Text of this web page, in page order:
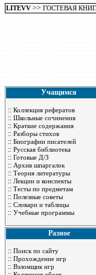
LITEVV >> ГОСТЕВАЯ
Учащимся
:: Коллекция рефератов
:: Школьные сочинения
:: Краткие содержания
:: Разборы стихов
:: Биографии писателей
:: Русская библиотека
:: Готовые Д/З
:: Архив шпаргалок
:: Теория литературы
:: Лекции и конспекты
:: Тесты по предметам
:: Полезные советы
:: Словари и таблицы
:: Учебные программы
Разное
:: Поиск по сайту
:: Прохождение игр
:: Взломщик игр